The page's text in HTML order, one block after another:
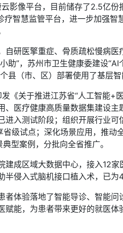
影像平台，目前储存了2.5亿
智慧监管平台，进一步加强
医擎重症、骨质疏松慢病医
助”，苏州市卫生健康委建设
（市、区）部署使用了基层
关于推进江苏省“人工智能+
医疗健康高质量数据集建设
入测试阶段；组织开展行业
级试点；深化场景应用，推
型案例，分批向全省推广。
区域大数据中心，接入12家
侵入式脑机接口植入术，已为
体验落地了智能导诊、智能问
能，为患者带来更好的就医体